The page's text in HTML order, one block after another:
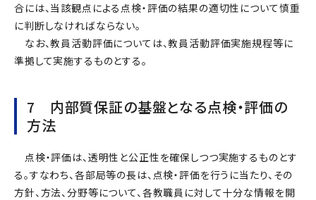
合には、当該観点による点検・評価の結果の適切性について慎重
に判断しなければならない。
なお、教員活動評価については、教員活動評価実施規程等に
準拠して実施するものとする。
7 内部質保証の基盤となる点検・評価の
方法
点検・評価は、透明性と公正性を確保しつつ実施するものとす
る。すなわち、各部局等の長は、点検・評価を行うに当たり、その
方針、方法、分野等について、各教職員に対して十分な情報を開